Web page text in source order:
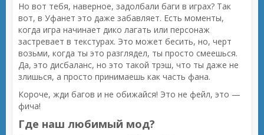
Но вот тебя, наверное, задолбали баги в играх? Так
вот, в Уфанет это даже забавляет. Есть моменты,
когда игра начинает дико лагать или персонаж
застревает в текстурах. Это может бесить, но, черт
возьми, когда ты это разглядел, ты просто смеешься.
Да, это дисбаланс, но это такой трэш, что ты даже не
злишься, а просто принимаешь как часть фана.
Короче, жди багов и не обижайся! Это не фейл, это —
фича!
Где наш любимый мод?